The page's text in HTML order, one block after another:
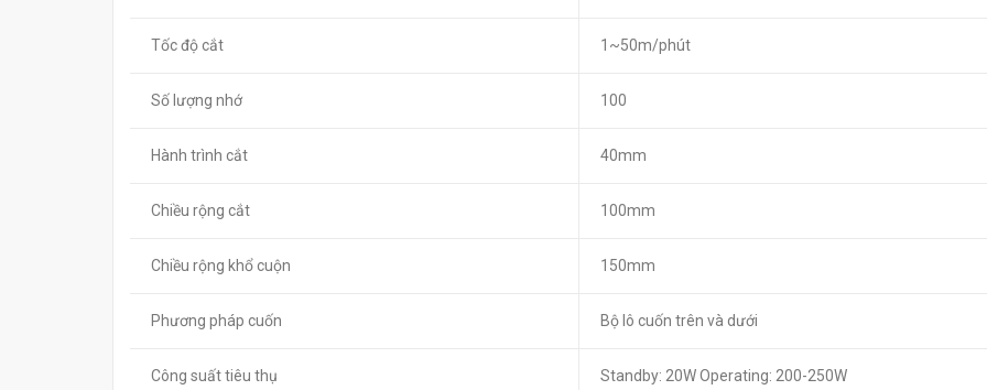
Tốc độ cắt 1~50m/phút
Số lượng nhớ 100
Hành trình cắt 40mm
Chiều rộng cắt 100mm
Chiều rộng khổ cuộn 150mm
Phương pháp cuốn Bộ lô cuốn trên và dưới
Công suất tiêu thụ Standby: 20W Operating: 200-250W